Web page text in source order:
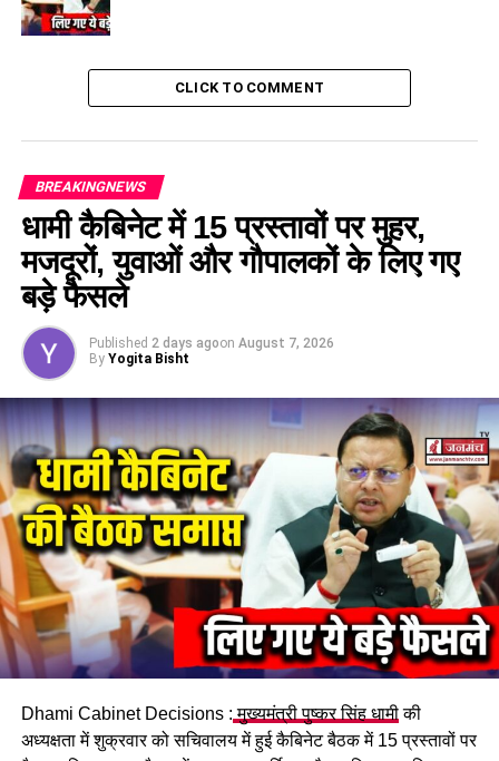
पहलगाम आतंकी हमला: बाबा रामदेव का बड़ा बयान – “भारत को अब
इजरायल की तरह देना होगा जवाब”….
CLICK TO COMMENT
BREAKINGNEWS
धामी कैबिनेट में 15 प्रस्तावों पर मुहर,
मजदूरों, युवाओं और गौपालकों के लिए गए
बड़े फैसले
Published 2 days agoon August 7, 2026
By Yogita Bisht
Dhami Cabinet Decisions : मुख्यमंत्री पुष्कर सिंह धामीकी
अध्यक्षता में शुक्रवार को सचिवालय में हुई कैबिनेट बैठक में 15 प्रस्तावों पर